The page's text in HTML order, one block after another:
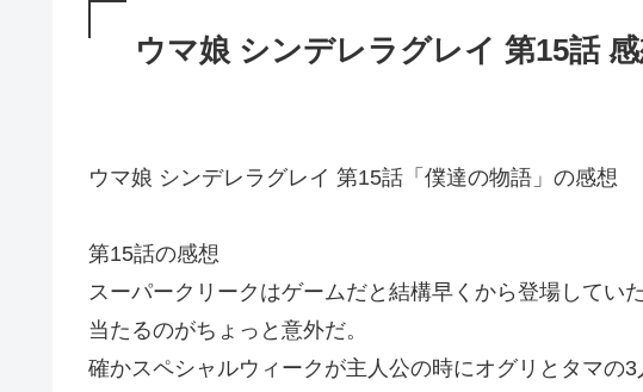
ウマ娘 シンデレラグレイ 第15話
ウマ娘 シンデレラグレイ 第15話「僕達の物語」の感想
第15話の感想
スーパークリークはゲームだと結構早くから登場してい
当たるのがちょっと意外だ。
確かスペシャルウィークが主人公の時にオグリとタマの